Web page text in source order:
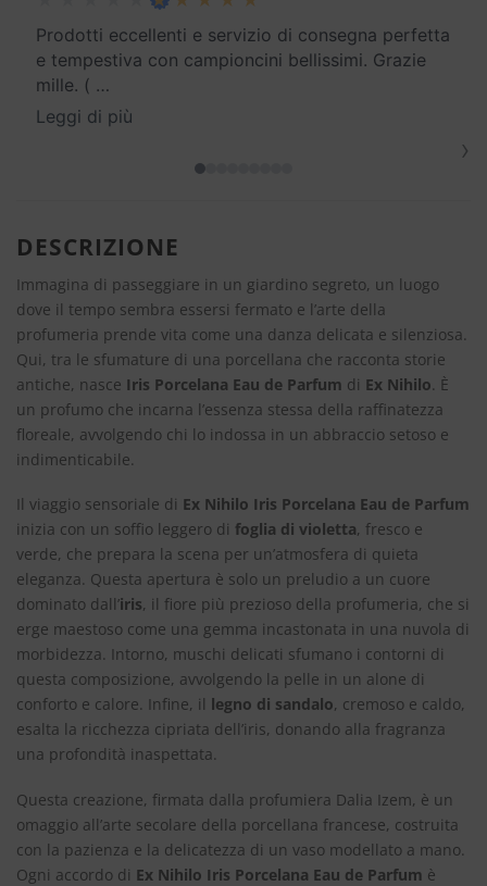
Prodotti eccellenti e servizio di consegna perfetta
e tempestiva con campioncini bellissimi. Grazie
mille. ( …
Leggi di più
›
DESCRIZIONE
Immagina di passeggiare in un giardino segreto, un luogo
dove il tempo sembra essersi fermato e l’arte della
profumeria prende vita come una danza delicata e silenziosa.
Qui, tra le sfumature di una porcellana che racconta storie
antiche, nasce Iris Porcelana Eau de Parfum di Ex Nihilo. È
un profumo che incarna l’essenza stessa della raffinatezza
floreale, avvolgendo chi lo indossa in un abbraccio setoso e
indimenticabile.
Il viaggio sensoriale di Ex Nihilo Iris Porcelana Eau de Parfum
inizia con un soffio leggero di foglia di violetta, fresco e
verde, che prepara la scena per un’atmosfera di quieta
eleganza. Questa apertura è solo un preludio a un cuore
dominato dall’iris, il fiore più prezioso della profumeria, che si
erge maestoso come una gemma incastonata in una nuvola di
morbidezza. Intorno, muschi delicati sfumano i contorni di
questa composizione, avvolgendo la pelle in un alone di
conforto e calore. Infine, il legno di sandalo, cremoso e caldo,
esalta la ricchezza cipriata dell’iris, donando alla fragranza
una profondità inaspettata.
Questa creazione, firmata dalla profumiera Dalia Izem, è un
omaggio all’arte secolare della porcellana francese, costruita
con la pazienza e la delicatezza di un vaso modellato a mano.
Ogni accordo di Ex Nihilo Iris Porcelana Eau de Parfum è